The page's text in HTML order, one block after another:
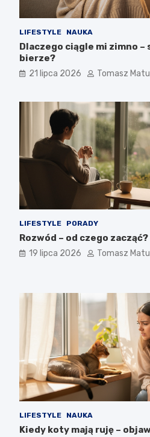
LIFESTYLE NAUKA
Dlaczego ciągle mi zimno –
bierze?
21 lipca 2026 Tomasz
LIFESTYLE PORADY
Rozwód – od czego zacząć?
19 lipca 2026 Tomasz
LIFESTYLE NAUKA
Kiedy koty mają ruję –